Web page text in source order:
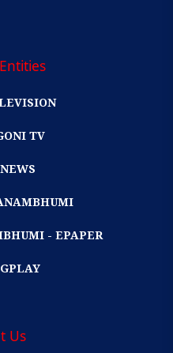
TV
- EPAPER
Us